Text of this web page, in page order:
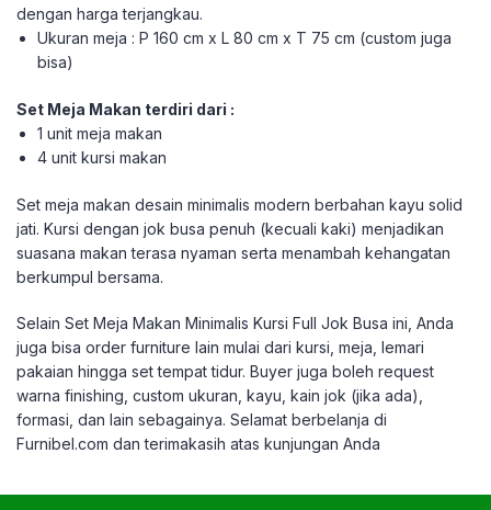
dengan harga terjangkau.
Ukuran meja : P 160 cm x L 80 cm x T 75 cm (custom juga
bisa)
Set Meja Makan terdiri dari :
1 unit meja makan
4 unit kursi makan
Set meja makan desain minimalis modern berbahan kayu solid
jati. Kursi dengan jok busa penuh (kecuali kaki) menjadikan
suasana makan terasa nyaman serta menambah kehangatan
berkumpul bersama.
Selain Set Meja Makan Minimalis Kursi Full Jok Busa ini, Anda
juga bisa order furniture lain mulai dari kursi, meja, lemari
pakaian hingga set tempat tidur. Buyer juga boleh request
warna finishing, custom ukuran, kayu, kain jok (jika ada),
formasi, dan lain sebagainya. Selamat berbelanja di
Furnibel.com dan terimakasih atas kunjungan Anda